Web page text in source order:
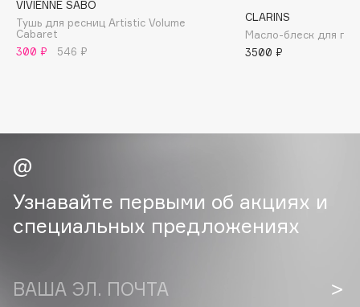
BORK
Brunello Cucinelli
Byredo
C
Cadence
Carmex
VIVIENNE SABO
Тушь для ресниц Artistic Volume
Cabaret
300 ₽
546 ₽
CLARINS
Масло-блеск для
3500 ₽
Узнавайте первыми об акциях и
специальных предложениях
ВАША ЭЛ. ПОЧТА